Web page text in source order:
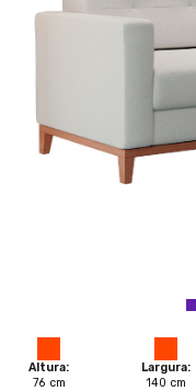
Altura:
76 cm
Largura:
140 cm